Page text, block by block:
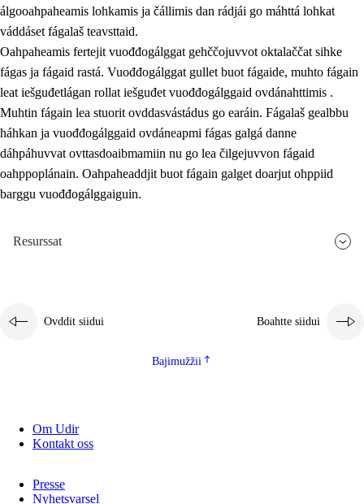
2.4 Oahppat oahppat
Fágaidrasttideaddji fáttát
álgooahpaheamis lohkamis ja čállimis dan rádjái go máhttá lohkat
váddáset fágalaš teavsttaid.
Oahpaheamis fertejit vuođđogálggat gehččojuvvot oktalaččat sihke
fágas ja fágaid rastá. Vuođđogálggat gullet buot fágaide, muhto fágain
leat iešguđetlágan rollat iešguđet vuođđogálggaid ovdánahttimis .
Muhtin fágain lea stuorit ovddasvástádus go earáin. Fágalaš gealbbu
háhkan ja vuođđogálggaid ovdáneapmi fágas galgá danne
dáhpáhuvvat ovttasdoaibmamiin nu go lea čilgejuvvon fágaid
oahppoplánain. Oahpaheaddjit buot fágain galget doarjut ohppiid
barggu vuođđogálggaiguin.
Resurssat
Ovddit siidui Boahtte siidui
Bajimužžii
Om Udir
Kontakt oss
Presse
Nyhetsvarsel